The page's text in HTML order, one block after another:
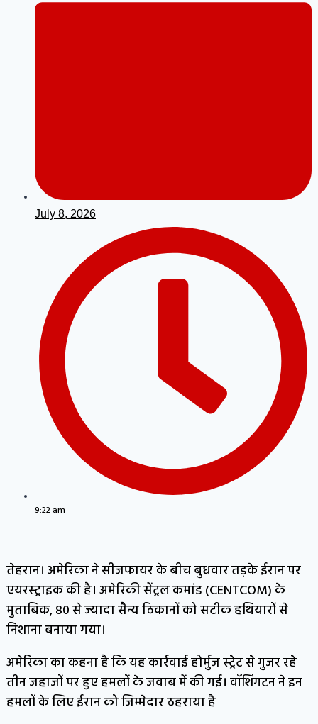
July 8, 2026
9:22 am
तेहरान। अमेरिका ने सीजफायर के बीच बुधवार तड़के ईरान पर
एयरस्ट्राइक की है। अमेरिकी सेंट्रल कमांड (CENTCOM) के
मुताबिक, 80 से ज्यादा सैन्य ठिकानों को सटीक हथियारों से
निशाना बनाया गया।
अमेरिका का कहना है कि यह कार्रवाई होर्मुज स्ट्रेट से गुजर रहे
तीन जहाजों पर हुए हमलों के जवाब में की गई। वॉशिंगटन ने इन
हमलों के लिए ईरान को जिम्मेदार ठहराया है